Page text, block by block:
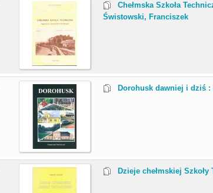
Chełmska Szkoła
Świstowski, Franciszek
Dorohusk dawniej i dziś
Dzieje chełmskiej